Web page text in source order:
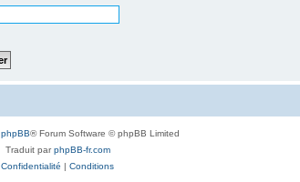
phpBB® Forum Software © phpBB Limited
Traduit parphpBB-fr.com
Confidentialité | Conditions